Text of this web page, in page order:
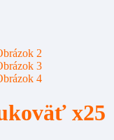
x25